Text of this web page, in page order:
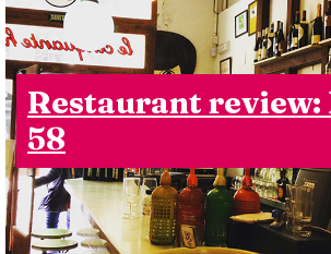
Restaurant review:
58